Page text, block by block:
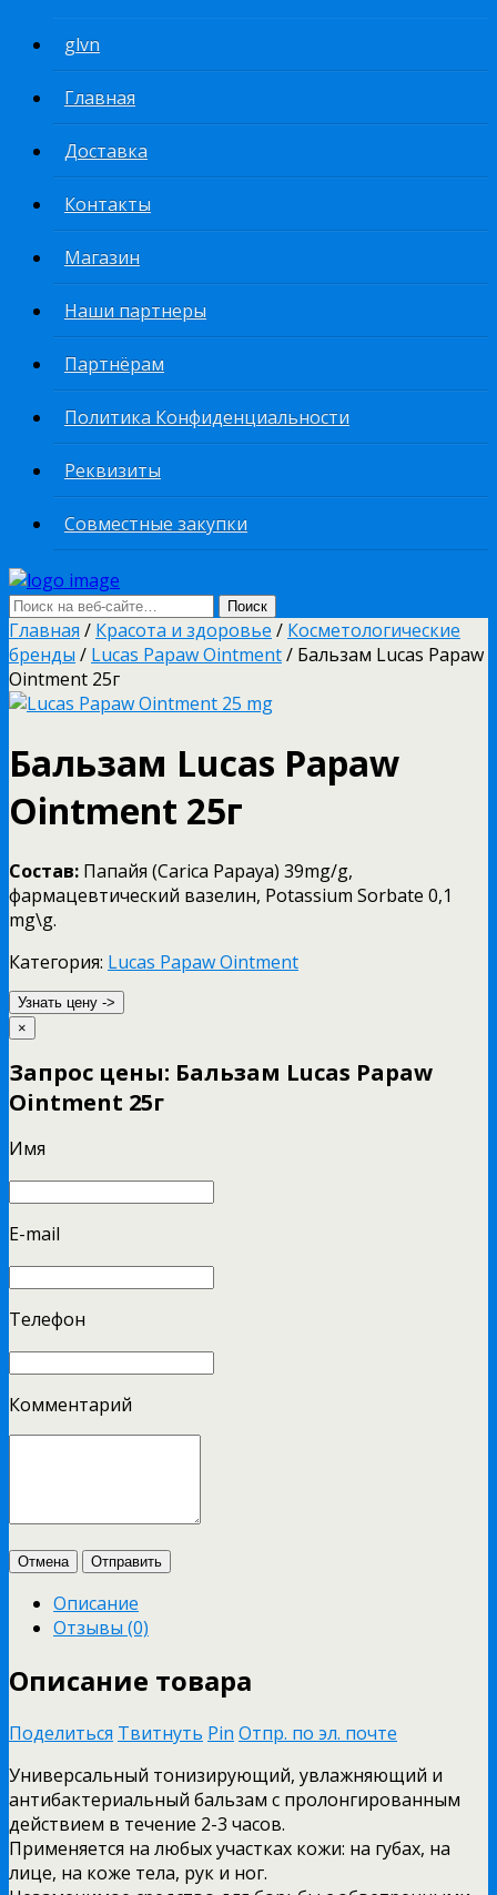
glvn
Главная
Доставка
Контакты
Магазин
Наши партнеры
Партнёрам
Политика Конфиденциальности
Реквизиты
Совместные закупки
Главная / Красота и здоровье / Косметологические
бренды / Lucas Papaw Ointment/ Бальзам Lucas Papaw
Ointment 25г
Бальзам Lucas Papaw
Ointment 25г
Состав: Папайя (Carica Papaya) 39mg/g,
фармацевтический вазелин, Potassium Sorbate 0,1
mg\g.
Категория: Lucas Papaw Ointment
Узнать цену ->
×
Запрос цены: Бальзам Lucas Papaw
Ointment 25г
Имя
E-mail
Телефон
Комментарий
Отмена Отправить
Описание
Отзывы (0)
Описание товара
Поделиться Твитнуть Pin Отпр. по эл. почте
Универсальный тонизирующий, увлажняющий и
антибактериальный бальзам с пролонгированным
действием в течение 2-3 часов.
Применяется на любых участках кожи: на губах, на
лице, на коже тела, рук и ног.